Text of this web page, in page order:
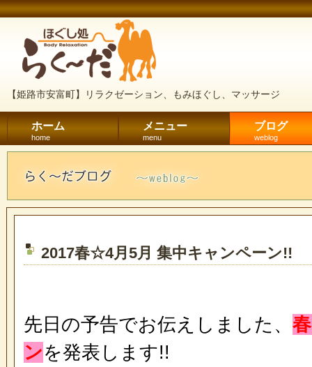
【姫路市安富町】リラクゼーション、もみほぐし、マッサージ
ホーム
home
メニュー
menu
ブログ
weblog
2017春☆4月5月 集中キャンペーン!!
先日の予告でお伝えしました、
ンを発表します!!